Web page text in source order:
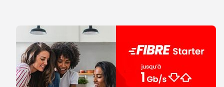
Ouvert de 10:00 - 20:00
Prendre
Voir la boutique